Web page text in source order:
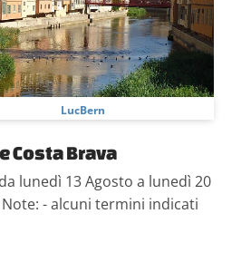
LucBern
Costa Brava
lunedì 13 Agosto a lunedì 20
Note: - alcuni termini indicati